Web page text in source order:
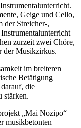
Geige und Cello,
der Streicher-,
zurzeit zwei Chöre,
der Musikzirkus.
im breiteren
Betätigung
die
stärken.
„Mai Nozipo“
musikbetonten